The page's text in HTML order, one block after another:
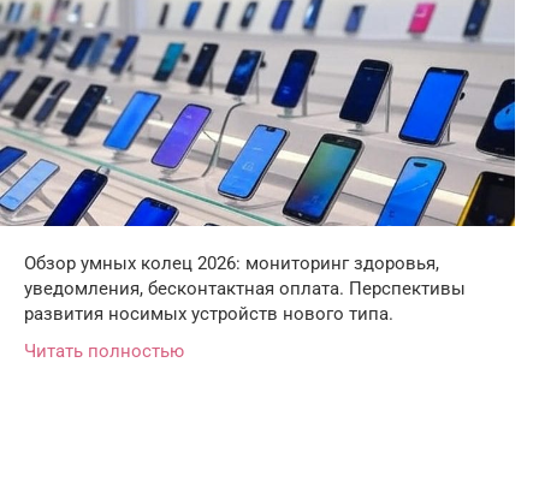
Обзор умных колец 2026: мониторинг здоровья,
уведомления, бесконтактная оплата. Перспективы
развития носимых устройств нового типа.
Читать полностью